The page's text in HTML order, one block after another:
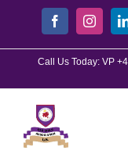
content
Facebook
Call Us Today: VP